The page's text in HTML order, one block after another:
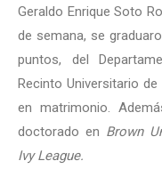
Geraldo Enrique Soto
de semana, se
puntos, del
Recinto Universitario
en matrimonio.
doctorado en Brown
Ivy League.